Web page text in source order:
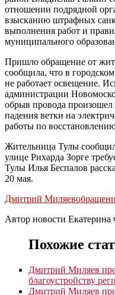
отношении подрядной
взысканию штрафных
выполнения работ и
муниципального
Пришло обращение от
сообщила, что в
не работает освещение.
администрации
обрыв провода произошел
падения ветки на
работы по
Жительница Тулы
улице Рихарда Зорге
Тулы Илья Беспалов
20 мая.
Дмитрий Миляев
Автор новости Екатерина
Похожие
Дмитрий Миляев
благоустройству
Дмитрий Миляев